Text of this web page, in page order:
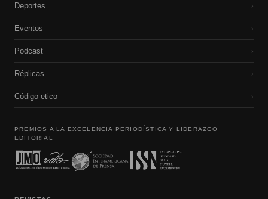
Deportes ›
Eventos ›
Podcast ›
Réplicas ›
Código etico ›
PREMIOS A LA EXCELENCIA PERIODÍSTICA Y LIDERAZGO
EDITORIAL